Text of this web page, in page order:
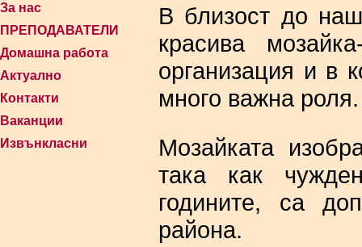
За нас
ПРЕПОДАВАТЕЛИ
Домашна работа
Актуално
Контакти
Ваканции
Извънкласни
В близост до
красива
организация и в
много важна роля.
Мозайката
така как
годините, са
района.